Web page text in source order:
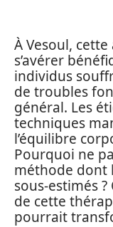
À Vesoul,
s’avérer
individus
de troubles
général. Les
techniques
l’équilibre
Pourquoi ne
méthode dont
sous-estimés
de cette
pourrait